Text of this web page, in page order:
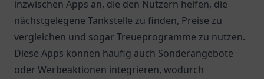
inzwischen Apps an, die den Nutzern helfen, die
nächstgelegene Tankstelle zu finden, Preise zu
vergleichen und sogar Treueprogramme zu nutzen.
Diese Apps können häufig auch Sonderangebote
oder Werbeaktionen integrieren, wodurch